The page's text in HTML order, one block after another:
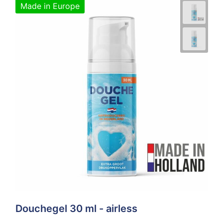
Made in Europe
Douchegel 30 ml - airless